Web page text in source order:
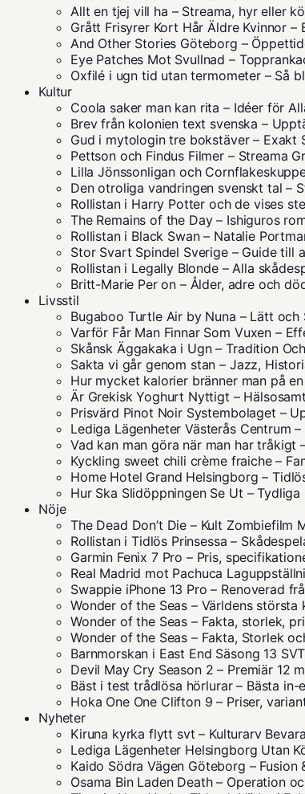
Allt en tjej vill ha – Streama, hyr eller
Grått Frisyrer Kort Hår Äldre Kvinnor –
And Other Stories Göteborg –
Eye Patches Mot Svullnad –
Oxfilé i ugn tid utan termometer – Så
Kultur
Coola saker man kan rita – Idéer för
Brev från kolonien text svenska –
Gud i mytologin tre bokstäver – Exakt
Pettson och Findus Filmer – Streama
Lilla Jönssonligan och
Den otroliga vandringen svenskt tal –
Rollistan i Harry Potter och de vises
The Remains of the Day – Ishiguros
Rollistan i Black Swan – Natalie
Stor Svart Spindel Sverige – Guide till
Rollistan i Legally Blonde – Alla
Britt-Marie Per on – Ålder, adre och
Livsstil
Bugaboo Turtle Air by Nuna – Lätt och
Varför Får Man Finnar Som Vuxen –
Skånsk Äggakaka i Ugn – Tradition
Sakta vi går genom stan – Jazz,
Hur mycket kalorier bränner man på
Är Grekisk Yoghurt Nyttigt –
Prisvärd Pinot Noir Systembolaget –
Lediga Lägenheter Västerås Centrum
Vad kan man göra när man har tråkigt
Kyckling sweet chili crème fraiche –
Home Hotel Grand Helsingborg –
Hur Ska Slidöppningen Se Ut –
Nöje
The Dead Don’t Die – Kult Zombiefilm
Rollistan i Tidlös Prinsessa –
Garmin Fenix 7 Pro – Pris,
Real Madrid mot Pachuca
Swappie iPhone 13 Pro – Renoverad
Wonder of the Seas – Världens
Wonder of the Seas – Fakta, storlek,
Wonder of the Seas – Fakta, Storlek
Barnmorskan i East End Säsong 13
Devil May Cry Season 2 – Premiär 12
Bäst i test trådlösa hörlurar – Bästa
Hoka One One Clifton 9 – Priser,
Nyheter
Kiruna kyrka flytt svt – Kulturarv
Lediga Lägenheter Helsingborg Utan
Kaido Södra Vägen Göteborg – Fusion
Osama Bin Laden Death – Operation